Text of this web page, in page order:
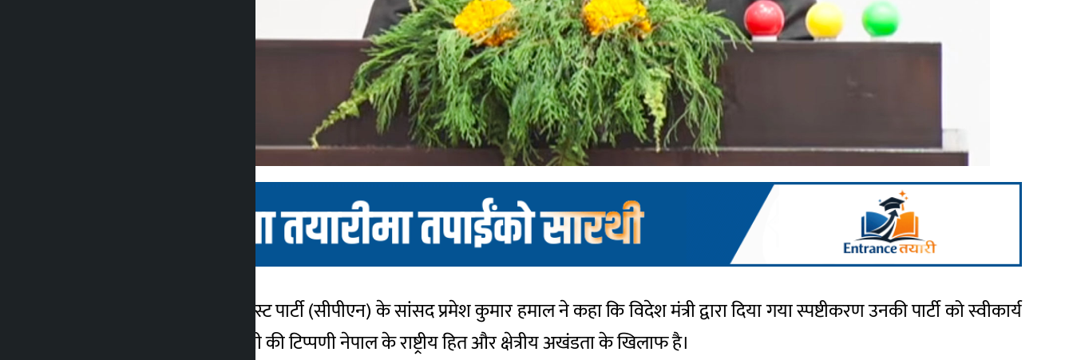
काठमांडू। नेपाल की कम्युनिस्ट पार्टी (सीपीएन) के सांसद प्रमेश कुमार हमाल ने कहा कि विदेश मंत्री द्वारा दिया गया स्पष्टीकरण उनकी पार्टी को स्वीकार्य
नहीं है और संसद में प्रधानमंत्री की टिप्पणी नेपाल के राष्ट्रीय हित और क्षेत्रीय अखंडता के खिलाफ है।